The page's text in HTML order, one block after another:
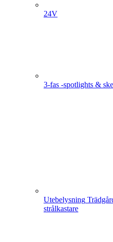
24V
3-fas -spotlights &
Utebelysning
strålkastare